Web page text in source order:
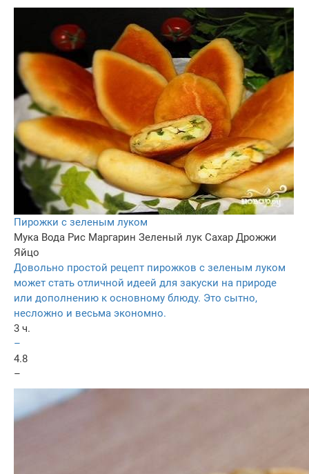
Пирожки с зеленым луком
Мука Вода Рис Маргарин Зеленый лук Сахар Дрожжи
Яйцо
Довольно простой рецепт пирожков с зеленым луком
может стать отличной идеей для закуски на природе
или дополнению к основному блюду. Это сытно,
несложно и весьма экономно.
3 ч.
–
4.8
–